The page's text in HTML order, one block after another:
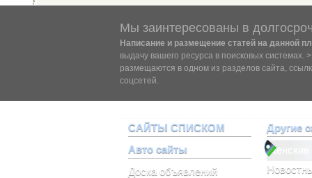
Мы заинтересованы в
Написание и размещение статей на данной
выдачу вашего ресурса в поисковых
размещаются в одном из разделов сайта,
соцсетей.
САЙТЫ СПИСКОМ
Авто сайты
Доска объявлений
Другие
Женские